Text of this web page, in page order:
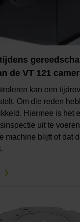
de VT 121
kan een
Om die reden
Hiermee is het
uit te
machine blijft of dat